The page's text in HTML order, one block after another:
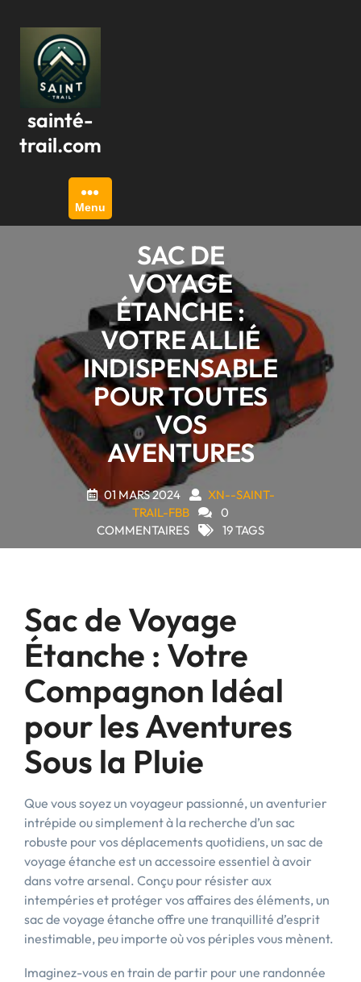
contenu
sainté-
trail.com
Menu
SAC DE
VOYAGE
ÉTANCHE :
VOTRE ALLIÉ
INDISPENSABLE
POUR TOUTES
VOS
AVENTURES
01 MARS 2024
XN--SAINT-
TRAIL-FBB
0
COMMENTAIRES
19 TAGS
Sac de Voyage
Étanche : Votre
Compagnon Idéal
pour les Aventures
Sous la Pluie
Que vous soyez un voyageur passionné, un aventurier
intrépide ou simplement à la recherche d’un sac
robuste pour vos déplacements quotidiens, un sac de
voyage étanche est un accessoire essentiel à avoir
dans votre arsenal. Conçu pour résister aux
intempéries et protéger vos affaires des éléments, un
sac de voyage étanche offre une tranquillité d’esprit
inestimable, peu importe où vos périples vous mènent.
Imaginez-vous en train de partir pour une randonnée